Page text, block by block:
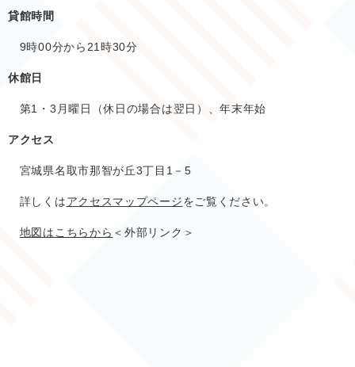
貸館時間
9時00分から21時30分
休館日
第1・3月曜日（休日の場合は翌日）、年末年始
アクセス
宮城県名取市那智が丘3丁目1－5
詳しくはアクセスマップページをご覧ください。
地図はこちらから ＜外部リンク＞